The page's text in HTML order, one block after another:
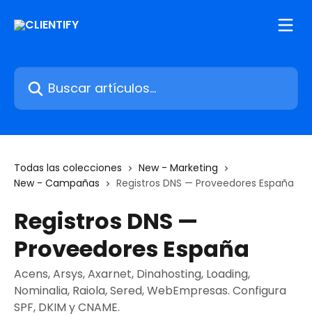
Buscar artículos...
Todas las colecciones
New - Marketing
New - Campañas
Registros DNS — Proveedores España
Registros DNS —
Proveedores España
Acens, Arsys, Axarnet, Dinahosting, Loading,
Nominalia, Raiola, Sered, WebEmpresas. Configura
SPF, DKIM y CNAME.